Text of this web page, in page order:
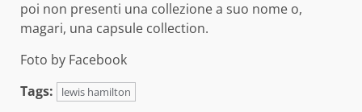
poi non presenti una collezione a suo nome o,
magari, una capsule collection.
Foto by Facebook
Tags:
lewis hamilton